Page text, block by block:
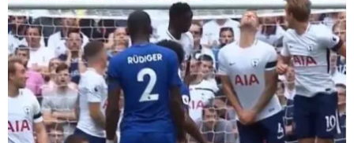
В МИРЕ
ОБЩЕСТВО
КУЛЬТУРА
НАУКА